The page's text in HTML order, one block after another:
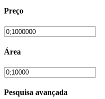
Preço
Área
Pesquisa avançada